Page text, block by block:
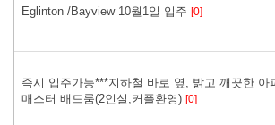
Eglinton /Bayview 10월1일 입주 [0]
즉시 입주가능***지하철 바로 옆, 밝고 깨끗한 아
매스터 배드룸(2인실,커플환영) [0]